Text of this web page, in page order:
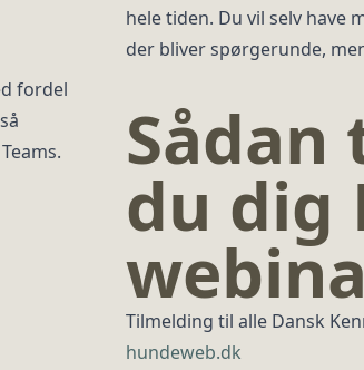
fordel
hele tiden. Du vil selv have
der bliver spørgerunde,
du dig
Tilmelding til alle Dansk
hundeweb.dk